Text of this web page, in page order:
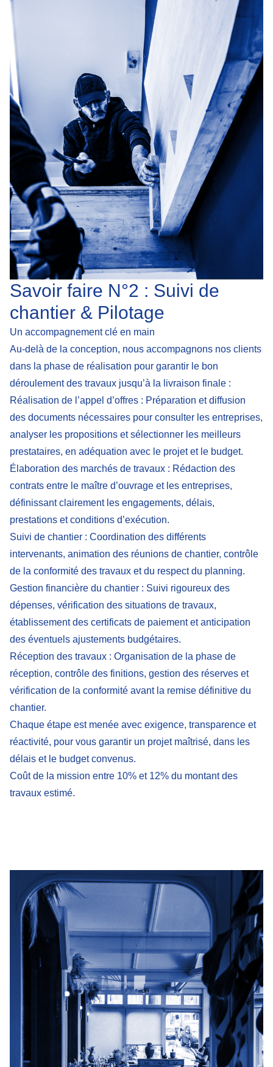
Savoir faire N°2 : Suivi de
chantier & Pilotage
Un accompagnement clé en main
Au-delà de la conception, nous accompagnons nos clients
dans la phase de réalisation pour garantir le bon
déroulement des travaux jusqu’à la livraison finale :
Réalisation de l’appel d’offres : Préparation et diffusion
des documents nécessaires pour consulter les entreprises,
analyser les propositions et sélectionner les meilleurs
prestataires, en adéquation avec le projet et le budget.
Élaboration des marchés de travaux : Rédaction des
contrats entre le maître d’ouvrage et les entreprises,
définissant clairement les engagements, délais,
prestations et conditions d’exécution.
Suivi de chantier : Coordination des différents
intervenants, animation des réunions de chantier, contrôle
de la conformité des travaux et du respect du planning.
Gestion financière du chantier : Suivi rigoureux des
dépenses, vérification des situations de travaux,
établissement des certificats de paiement et anticipation
des éventuels ajustements budgétaires.
Réception des travaux : Organisation de la phase de
réception, contrôle des finitions, gestion des réserves et
vérification de la conformité avant la remise définitive du
chantier.
Chaque étape est menée avec exigence, transparence et
réactivité, pour vous garantir un projet maîtrisé, dans les
délais et le budget convenus.
Coût de la mission entre 10% et 12% du montant des
travaux estimé.